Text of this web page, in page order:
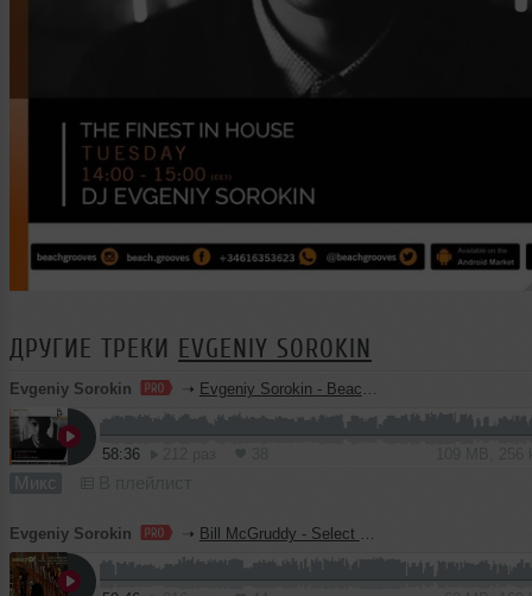
ДРУГИЕ ТРЕКИ EVGENIY SOROKIN
Evgeniy Sorokin ➝ Evgeniy Sorokin - BeachGrooves Sessions 185
58:36
Микс
Evgeniy Sorokin ➝ Bill McGruddy - Select Radio UK (2026-07-31) (Evgeniy Sorokin Guest Mix)